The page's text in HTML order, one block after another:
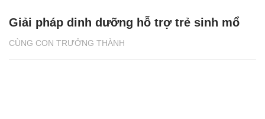
CÙNG CON TRƯỞNG THÀNH
Giải pháp dinh dưỡng hỗ trợ trẻ sinh mổ